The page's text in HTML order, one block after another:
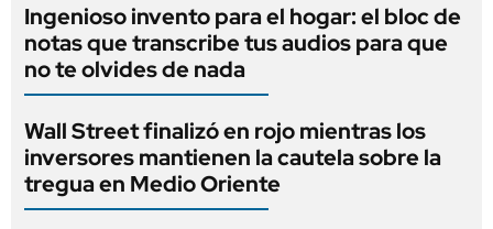
Ingenioso invento para el hogar: el bloc de
notas que transcribe tus audios para que
no te olvides de nada
Wall Street finalizó en rojo mientras los
inversores mantienen la cautela sobre la
tregua en Medio Oriente